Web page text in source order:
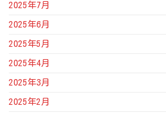
2025年7月
2025年6月
2025年5月
2025年4月
2025年3月
2025年2月